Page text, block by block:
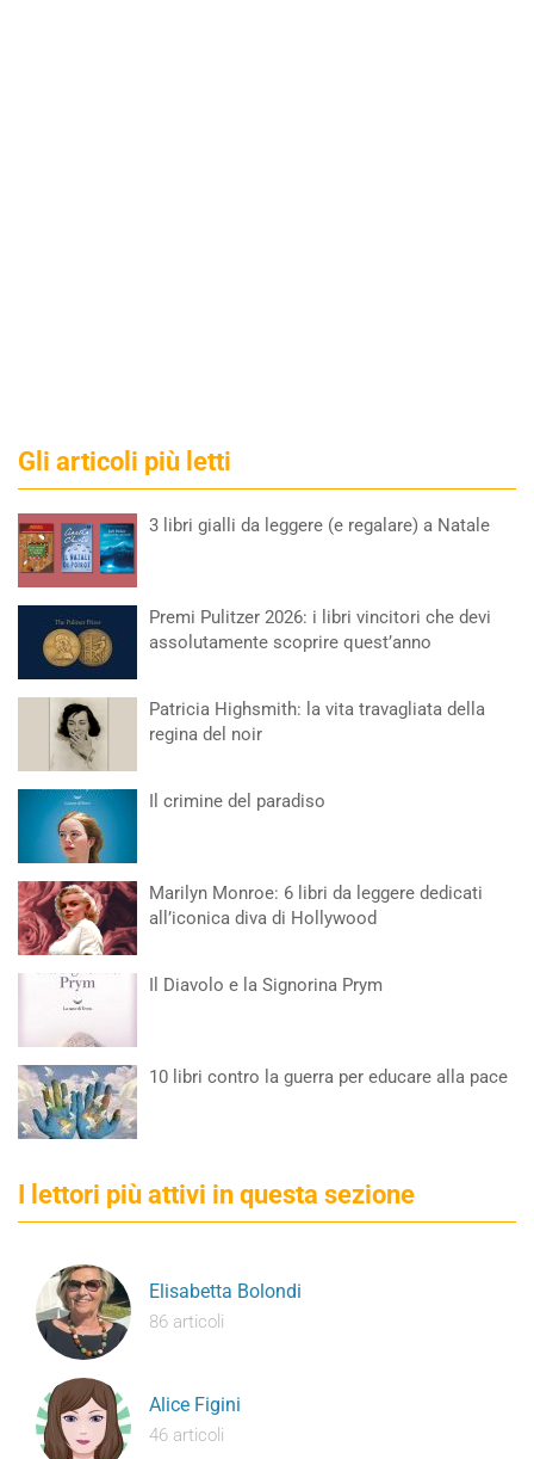
Gli articoli più letti
3 libri gialli da leggere (e regalare) a Natale
Premi Pulitzer 2026: i libri vincitori che devi
assolutamente scoprire quest’anno
Patricia Highsmith: la vita travagliata della
regina del noir
Il crimine del paradiso
Marilyn Monroe: 6 libri da leggere dedicati
all’iconica diva di Hollywood
Il Diavolo e la Signorina Prym
10 libri contro la guerra per educare alla pace
I lettori più attivi in questa sezione
Elisabetta Bolondi
86 articoli
Alice Figini
46 articoli